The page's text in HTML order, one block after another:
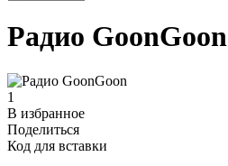
Радио GoonGoon
1
В избранное
Поделиться
Код для вставки